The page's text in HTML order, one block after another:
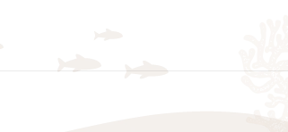
de broek graag voor je na, zodat je zeker